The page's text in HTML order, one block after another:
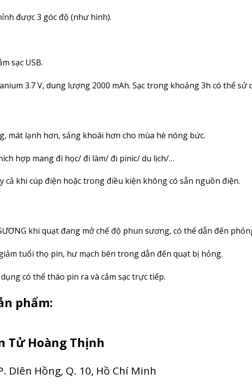
được 3 góc độ (như hình).
sạc USB.
3.7 V, dung lượng 2000 mAh. Sạc trong khoảng 3h có thể
mát lạnh hơn, sảng khoái hơn cho mùa hè nóng bức.
hợp mang đi học/ đi làm/ đi pinic/ du lịch/…
cả khi cúp điện hoặc trong điều kiện không có sẵn nguồn điện.
khi quạt đang mở chế độ phun sương, có thể dẫn đến
tuổi thọ pin, hư mạch bên trong dẫn đến quạt bị hỏng.
có thể tháo pin ra và cắm sạc trực tiếp.
phẩm:
Tử Hoàng Thịnh
DIên Hồng, Q. 10, Hồ Chí Minh